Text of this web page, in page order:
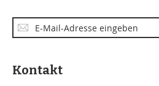
Anmeldung
zum
Kontakt